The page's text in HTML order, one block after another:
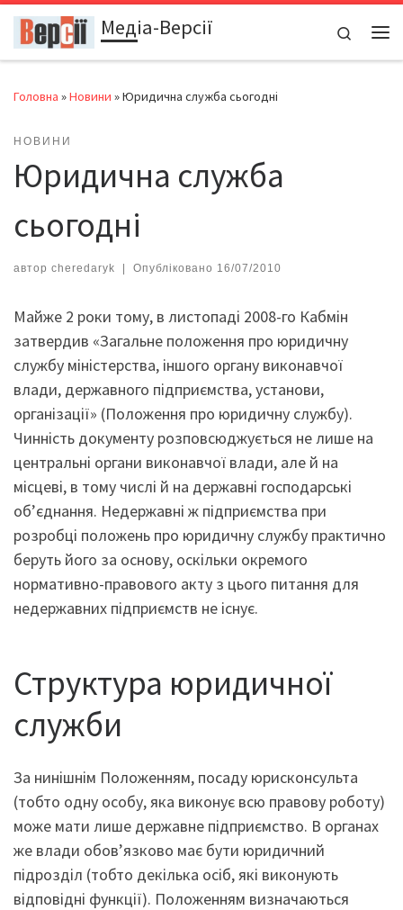
Перейти до вмістуМедіа-Версії
Search
Головна »Новини »Юридична служба сьогодні
НОВИНИ
Юридична служба
сьогодні
автор cheredaryk | Опубліковано 16/07/2010
Майже 2 роки тому, в листопаді 2008-го Кабмін
затвердив «Загальне положення про юридичну
службу міністерства, іншого органу виконавчої
влади, державного підприємства, установи,
організації» (Положення про юридичну службу).
Чинність документу розповсюджується не лише на
центральні органи виконавчої влади, але й на
місцеві, в тому числі й на державні господарські
об’єднання. Недержавні ж підприємства при
розробці положень про юридичну службу практично
беруть його за основу, оскільки окремого
нормативно-правового акту з цього питання для
недержавних підприємств не існує.
Структура юридичної
служби
За нинішнім Положенням, посаду юрисконсульта
(тобто одну особу, яка виконує всю правову роботу)
може мати лише державне підприємство. В органах
же влади обов’язково має бути юридичний
підрозділ (тобто декілька осіб, які виконують
відповідні функції). Положенням визначаються